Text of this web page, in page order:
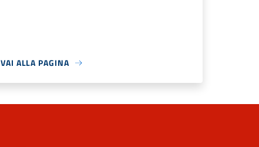
VAI ALLA PAGINA